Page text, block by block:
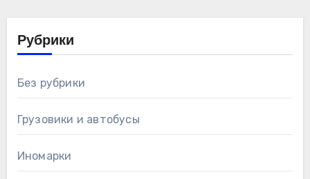
Рубрики
Без рубрики
Грузовики и автобусы
Иномарки